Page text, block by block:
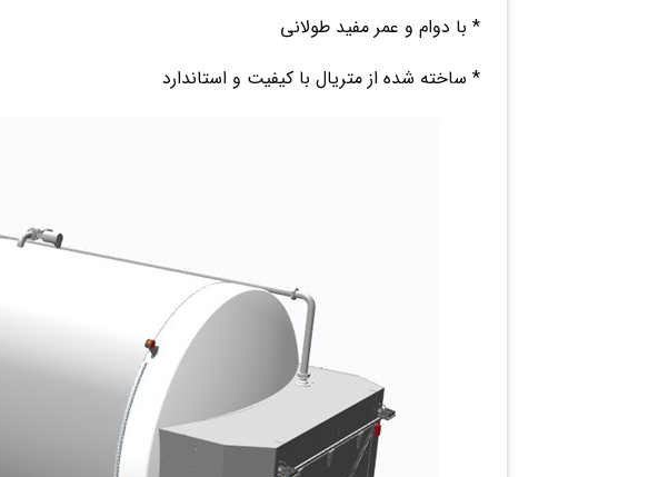
* با دوام و عمر مفید طولانی
* ساخته شده از متریال با کیفیت و استاندارد